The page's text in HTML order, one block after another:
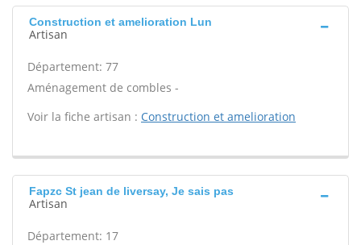
Construction et amelioration Lun
Artisan
Département: 77
Aménagement de combles -
Voir la fiche artisan : Construction et amelioration
Fapzc St jean de liversay, Je sais pas
Artisan
Département: 17